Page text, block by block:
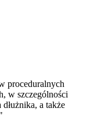
proceduralnych
w szczególności
a także